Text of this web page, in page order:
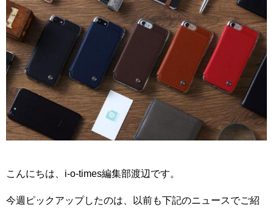
こんにちは、i-o-times編集部渡辺です。
今週ピックアップしたのは、以前も下記のニュースでご紹